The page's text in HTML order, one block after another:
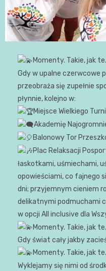
Momenty. Takie, jak te.
Gdy w upalne czerwcowe
przeobraża się zupełnie
płynnie, kolejno w:
Miejsce Wielkiego
Akademię
Balonowy Tor
Plac Relaksacji
łaskotkami, uśmiechami,
opowieściami, co fajnego
dni; przyjemnym cieniem
delikatnymi podmuchami
w opcji All inclusive dla
Momenty. Takie, jak te.
Gdy świat cały jakby
Momenty. Takie, jak te.
Wyklejamy się nimi od